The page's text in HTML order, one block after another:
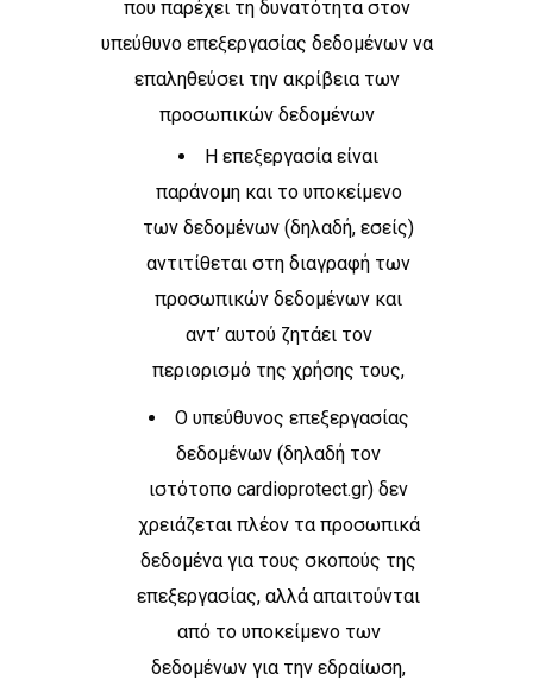
που παρέχει τη δυνατότητα στον
υπεύθυνο επεξεργασίας δεδομένων να
επαληθεύσει την ακρίβεια των
προσωπικών δεδομένων
Η επεξεργασία είναι
παράνομη και το υποκείμενο
των δεδομένων (δηλαδή, εσείς)
αντιτίθεται στη διαγραφή των
προσωπικών δεδομένων και
αντ’ αυτού ζητάει τον
περιορισμό της χρήσης τους,
Ο υπεύθυνος επεξεργασίας
δεδομένων (δηλαδή τον
ιστότοπο cardioprotect.gr) δεν
χρειάζεται πλέον τα προσωπικά
δεδομένα για τους σκοπούς της
επεξεργασίας, αλλά απαιτούνται
από το υποκείμενο των
δεδομένων για την εδραίωση,